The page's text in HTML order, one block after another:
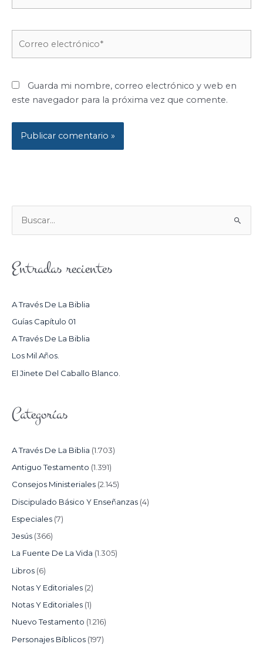
electrónico*
Guarda mi nombre, correo electrónico y web en
este navegador para la próxima vez que comente.
U
C
R
:
Entradas recientes
A Través De La Biblia
Guías Capítulo 01
A Través De La Biblia
Los Mil Años.
El Jinete Del Caballo Blanco.
Categorías
A Través De La Biblia (1.703)
Antiguo Testamento (1.391)
Consejos Ministeriales (2.145)
Discipulado Básico Y Enseñanzas (4)
Especiales (7)
Jesús (366)
La Fuente De La Vida (1.305)
Libros (6)
Notas Y Editoriales (2)
Notas Y Editoriales (1)
Nuevo Testamento (1.216)
Personajes Bíblicos (197)